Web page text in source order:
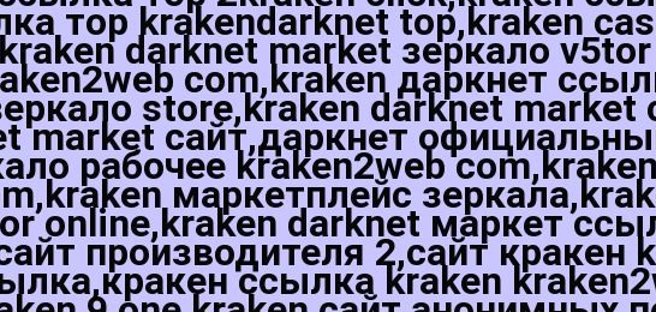
тор krakendarknet top,kraken
darknet market зеркало v5tor
com,kraken даркнет
store,kraken darknet market
market сайт,даркнет
рабочее kraken2web
маркетплейс
online,kraken darknet маркет
производителя 2,сайт кракен
ссылка kraken